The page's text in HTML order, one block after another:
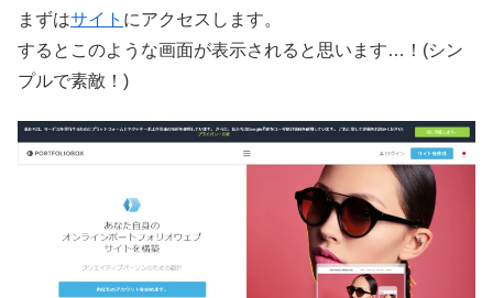
まずはサイト にアクセスします。
するとこのような画面が表示されると思います…！(シン
プルで素敵！)